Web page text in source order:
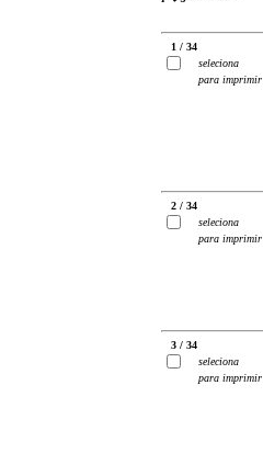
1 / 34
seleciona
para imprimir
2 / 34
seleciona
para imprimir
3 / 34
seleciona
para imprimir